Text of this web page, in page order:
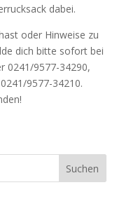
dabei.
oder Hinweise zu
dich bitte sofort bei
0241/9577-34290,
9577-34210.